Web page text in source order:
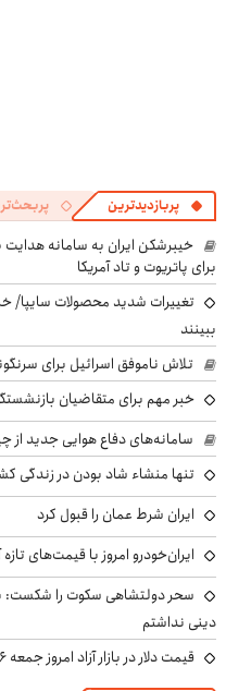
پربازدیدترین
خیبرشکن ایران به سامانه
برای پاتریوت و تاد آمریکا
ببینند
تلاش ناموفق اسرائیل برای
خبر مهم برای متقاضیان بازنشستگی: این افراد
سامانه‌های دفاع هوایی جدید از
تنها منشاء شاد بودن در زندگی
ایران شرط عمان را قبول کرد
ایران‌خودرو امروز با قیمت‌های تازه آمد/
سحر دولتشاهی سکوت را شکست:
دینی نداشتم
قیمت دلار در بازار آزاد امروز جمعه ۱۶ مرداد ۱۴۰۵/ قیمت‌ها ریخت؟ +جدول